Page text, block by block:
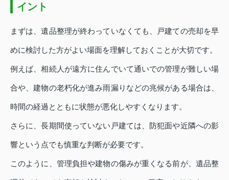
イント
まずは、遺品整理が終わっていなくても、戸建ての売却を早
めに検討した方がよい場面を理解しておくことが大切です。
例えば、相続人が遠方に住んでいて通いでの管理が難しい場
合や、建物の老朽化が進み雨漏りなどの兆候がある場合は、
時間の経過とともに状態が悪化しやすくなります。
さらに、長期間使っていない戸建ては、防犯面や近隣への影
響という点でも慎重な判断が必要です。
このように、管理負担や建物の傷みが重くなる前が、遺品整